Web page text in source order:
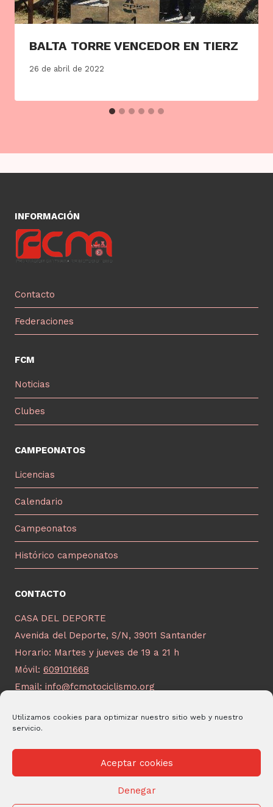
Utilizamos cookies para optimizar nuestro sitio web y nuestro
servicio.
Aceptar cookies
Denegar
BALTA TORRE VENCEDOR EN TIERZ
26 de abril de 2022
INFORMACIÓN
Contacto
Federaciones
FCM
Noticias
Clubes
CAMPEONATOS
Licencias
Calendario
Campeonatos
Histórico campeonatos
CONTACTO
CASA DEL DEPORTE
Avenida del Deporte, S/N, 39011 Santander
Horario: Martes y jueves de 19 a 21 h
Móvil: 609101668
Email: info@fcmotociclismo.org
© 2026 FCM Desarrollado porAndrac ComputingyStelis